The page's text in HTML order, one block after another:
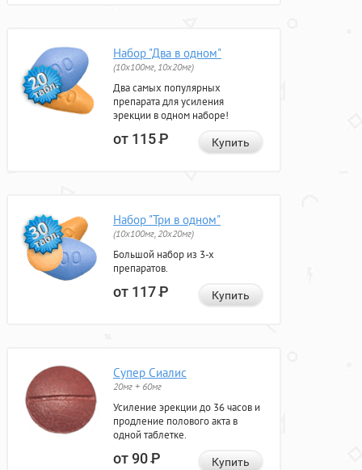
Набор "Два в одном"
(10x100мг, 10x20мг)
Два самых популярных
препарата для усиления
эрекции в одном наборе!
от 115Р Купить
Набор "Три в одном"
(10x100мг, 20x20мг)
Большой набор из 3-х
препаратов.
от 117Р Купить
Супер Сиалис
20мг + 60мг
Усиление эрекции до 36 часов и
продление полового акта в
одной таблетке.
от 90Р Купить